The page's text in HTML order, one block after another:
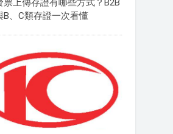
票上傳存證有哪些方式？B2B
B、C類存證一次看懂